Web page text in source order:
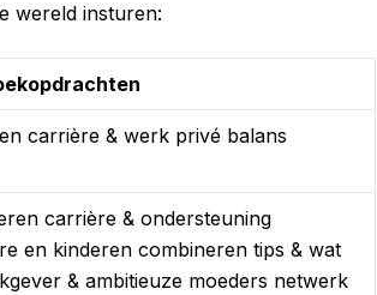
wereld insturen:
carrière & werk privé balans
carrière & ondersteuning
en kinderen combineren tips & wat
& ambitieuze moeders netwerk